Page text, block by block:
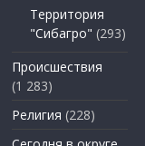
Территория
"Сибагро" (293)
Происшествия
(1 283)
Религия (228)